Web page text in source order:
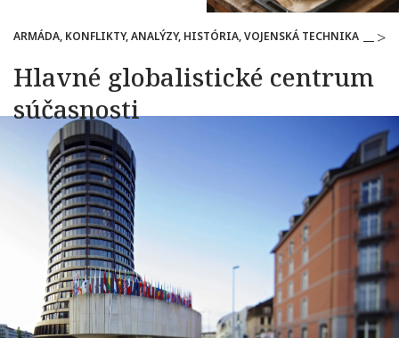
ARMÁDA, KONFLIKTY, ANALÝZY, HISTÓRIA, VOJENSKÁ TECHNIKA